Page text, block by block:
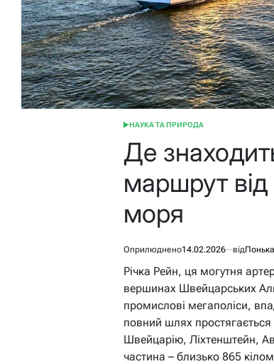
ОПУБЛІКУВАТИ
НАУКА ТА ПРИРОДА
Де
маршрут від
моря
Оприлюднено14.02.2026 від
Річка Рейн, ця могутня
вершинах Швейцарських
промислові мегаполіси,
повний шлях
Швейцарію, Ліхтенштейн,
частина – близько 865